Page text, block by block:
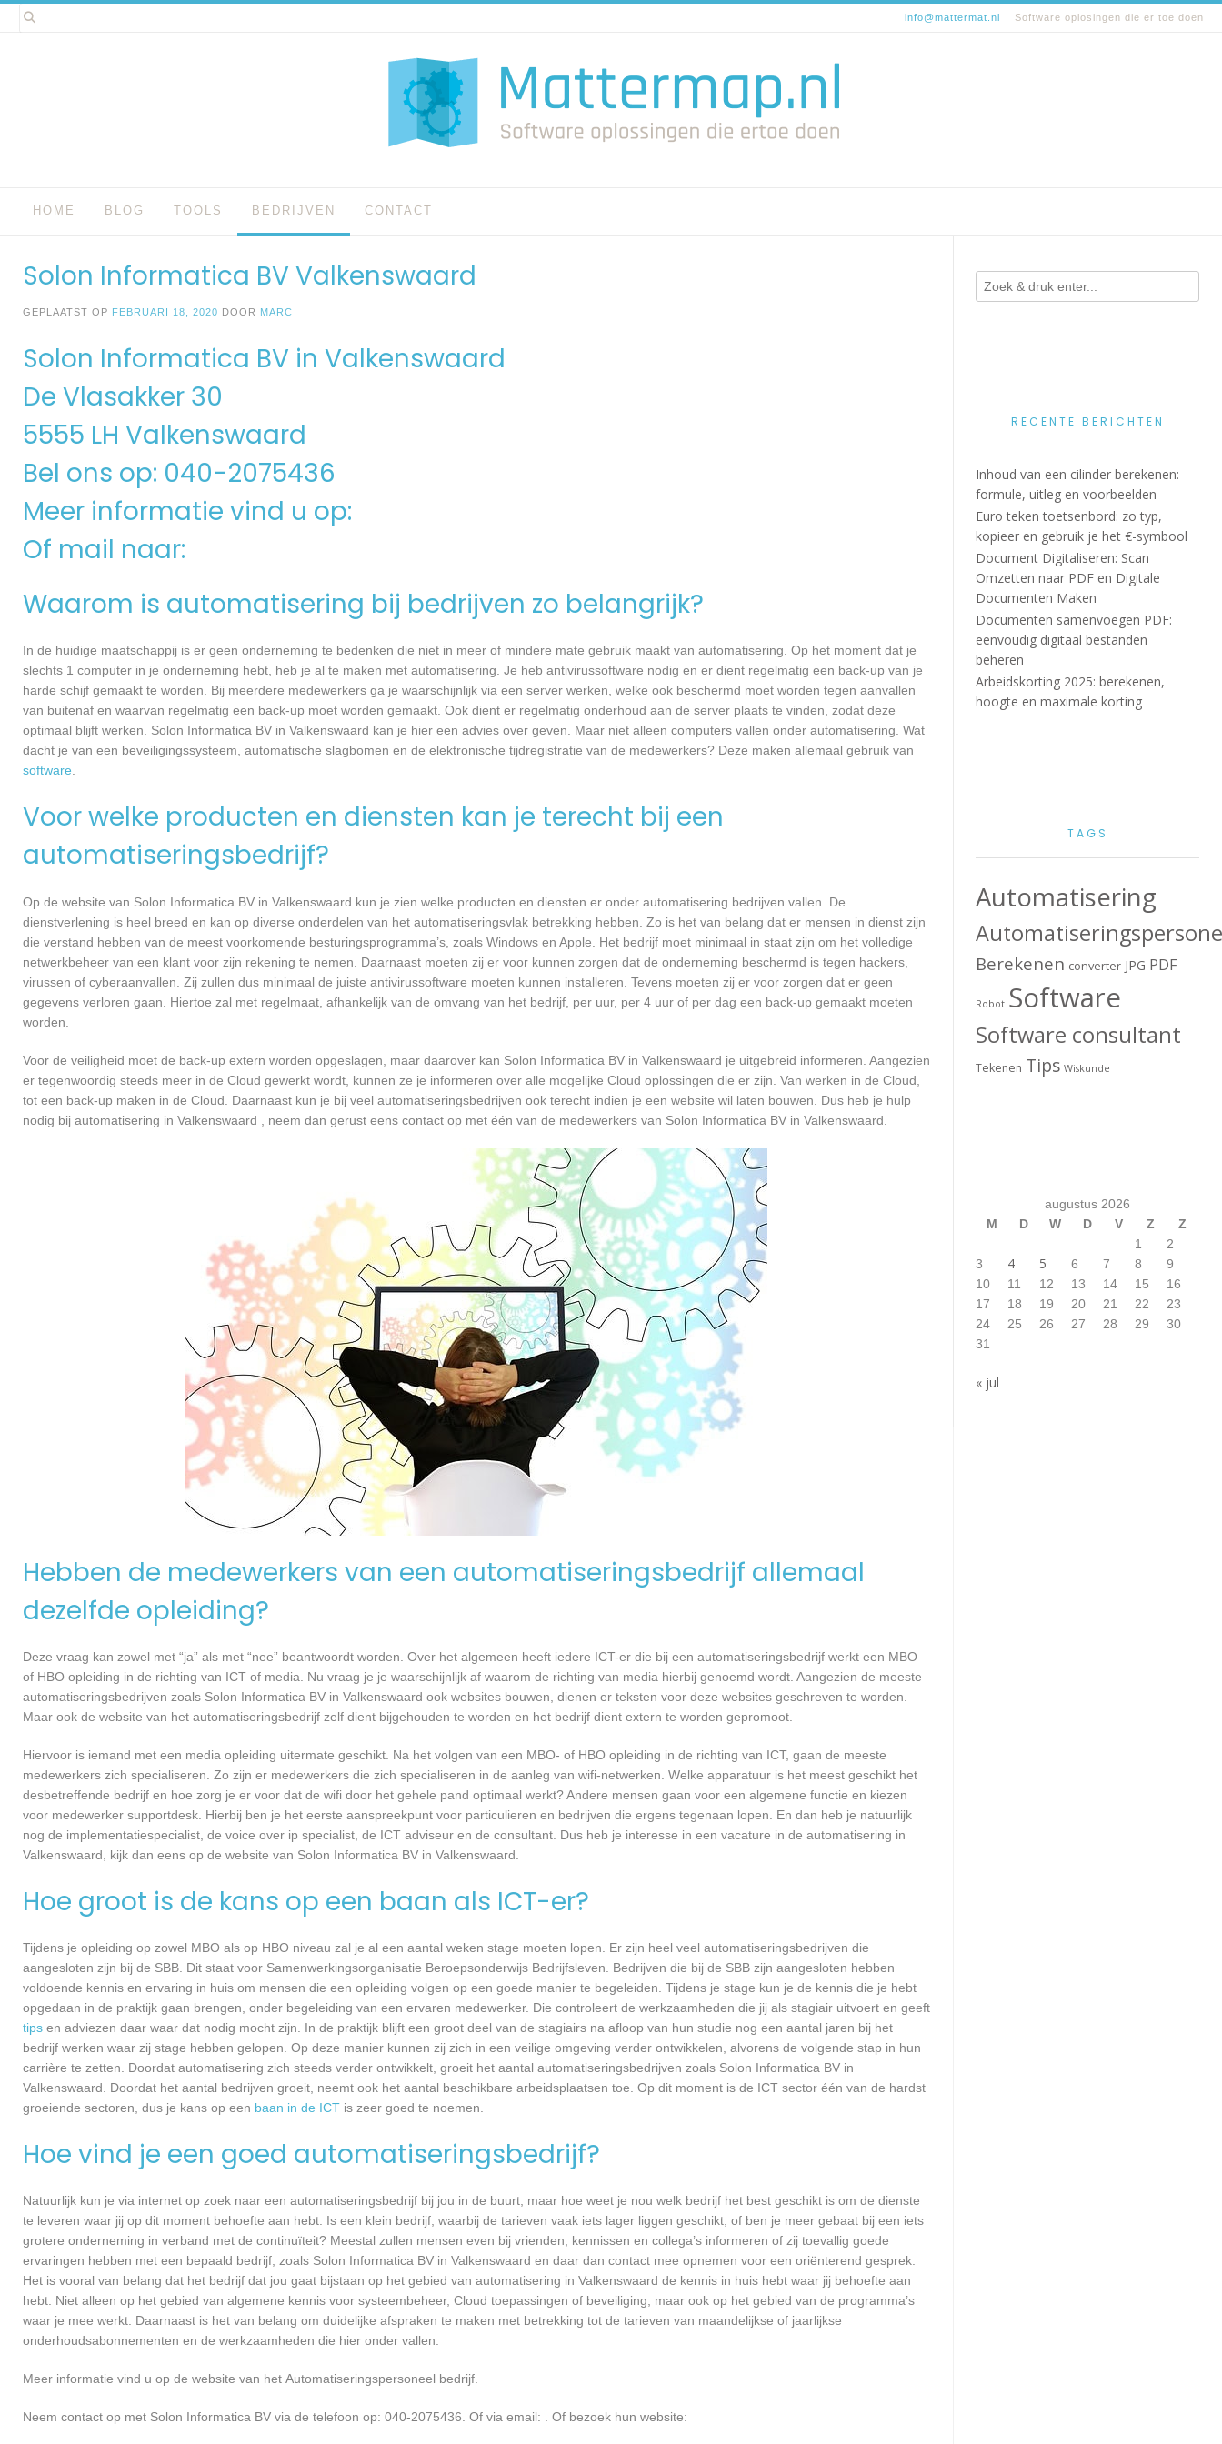
Spring
naar
info@mattermat.nl Software oplosingen die er toe doen
HOME BLOG TOOLS BEDRIJVEN CONTACT
Solon Informatica BV Valkenswaard
GEPLAATST OP FEBRUARI 18, 2020 DOOR MARC
Solon Informatica BV in Valkenswaard
De Vlasakker 30
5555 LH Valkenswaard
Bel ons op: 040-2075436
Meer informatie vind u op:
Of mail naar:
Waarom is automatisering bij bedrijven zo belangrijk?
In de huidige maatschappij is er geen onderneming te bedenken die niet in meer of mindere mate gebruik maakt van automatisering. Op het moment dat je
slechts 1 computer in je onderneming hebt, heb je al te maken met automatisering. Je heb antivirussoftware nodig en er dient regelmatig een back-up van je
harde schijf gemaakt te worden. Bij meerdere medewerkers ga je waarschijnlijk via een server werken, welke ook beschermd moet worden tegen aanvallen
van buitenaf en waarvan regelmatig een back-up moet worden gemaakt. Ook dient er regelmatig onderhoud aan de server plaats te vinden, zodat deze
optimaal blijft werken. Solon Informatica BV in Valkenswaard kan je hier een advies over geven. Maar niet alleen computers vallen onder automatisering. Wat
dacht je van een beveiligingssysteem, automatische slagbomen en de elektronische tijdregistratie van de medewerkers? Deze maken allemaal gebruik van
software.
Voor welke producten en diensten kan je terecht bij een
automatiseringsbedrijf?
Op de website van Solon Informatica BV in Valkenswaard kun je zien welke producten en diensten er onder automatisering bedrijven vallen. De
dienstverlening is heel breed en kan op diverse onderdelen van het automatiseringsvlak betrekking hebben. Zo is het van belang dat er mensen in dienst zijn
die verstand hebben van de meest voorkomende besturingsprogramma’s, zoals Windows en Apple. Het bedrijf moet minimaal in staat zijn om het volledige
netwerkbeheer van een klant voor zijn rekening te nemen. Daarnaast moeten zij er voor kunnen zorgen dat de onderneming beschermd is tegen hackers,
virussen of cyberaanvallen. Zij zullen dus minimaal de juiste antivirussoftware moeten kunnen installeren. Tevens moeten zij er voor zorgen dat er geen
gegevens verloren gaan. Hiertoe zal met regelmaat, afhankelijk van de omvang van het bedrijf, per uur, per 4 uur of per dag een back-up gemaakt moeten
worden.
Voor de veiligheid moet de back-up extern worden opgeslagen, maar daarover kan Solon Informatica BV in Valkenswaard je uitgebreid informeren. Aangezien
er tegenwoordig steeds meer in de Cloud gewerkt wordt, kunnen ze je informeren over alle mogelijke Cloud oplossingen die er zijn. Van werken in de Cloud,
tot een back-up maken in de Cloud. Daarnaast kun je bij veel automatiseringsbedrijven ook terecht indien je een website wil laten bouwen. Dus heb je hulp
nodig bij automatisering in Valkenswaard , neem dan gerust eens contact op met één van de medewerkers van Solon Informatica BV in Valkenswaard.
Hebben de medewerkers van een automatiseringsbedrijf allemaal
dezelfde opleiding?
Deze vraag kan zowel met “ja” als met “nee” beantwoordt worden. Over het algemeen heeft iedere ICT-er die bij een automatiseringsbedrijf werkt een MBO
of HBO opleiding in de richting van ICT of media. Nu vraag je je waarschijnlijk af waarom de richting van media hierbij genoemd wordt. Aangezien de meeste
automatiseringsbedrijven zoals Solon Informatica BV in Valkenswaard ook websites bouwen, dienen er teksten voor deze websites geschreven te worden.
Maar ook de website van het automatiseringsbedrijf zelf dient bijgehouden te worden en het bedrijf dient extern te worden gepromoot.
Hiervoor is iemand met een media opleiding uitermate geschikt. Na het volgen van een MBO- of HBO opleiding in de richting van ICT, gaan de meeste
medewerkers zich specialiseren. Zo zijn er medewerkers die zich specialiseren in de aanleg van wifi-netwerken. Welke apparatuur is het meest geschikt het
desbetreffende bedrijf en hoe zorg je er voor dat de wifi door het gehele pand optimaal werkt? Andere mensen gaan voor een algemene functie en kiezen
voor medewerker supportdesk. Hierbij ben je het eerste aanspreekpunt voor particulieren en bedrijven die ergens tegenaan lopen. En dan heb je natuurlijk
nog de implementatiespecialist, de voice over ip specialist, de ICT adviseur en de consultant. Dus heb je interesse in een vacature in de automatisering in
Valkenswaard, kijk dan eens op de website van Solon Informatica BV in Valkenswaard.
Hoe groot is de kans op een baan als ICT-er?
Tijdens je opleiding op zowel MBO als op HBO niveau zal je al een aantal weken stage moeten lopen. Er zijn heel veel automatiseringsbedrijven die
aangesloten zijn bij de SBB. Dit staat voor Samenwerkingsorganisatie Beroepsonderwijs Bedrijfsleven. Bedrijven die bij de SBB zijn aangesloten hebben
voldoende kennis en ervaring in huis om mensen die een opleiding volgen op een goede manier te begeleiden. Tijdens je stage kun je de kennis die je hebt
opgedaan in de praktijk gaan brengen, onder begeleiding van een ervaren medewerker. Die controleert de werkzaamheden die jij als stagiair uitvoert en geeft
tips en adviezen daar waar dat nodig mocht zijn. In de praktijk blijft een groot deel van de stagiairs na afloop van hun studie nog een aantal jaren bij het
bedrijf werken waar zij stage hebben gelopen. Op deze manier kunnen zij zich in een veilige omgeving verder ontwikkelen, alvorens de volgende stap in hun
carrière te zetten. Doordat automatisering zich steeds verder ontwikkelt, groeit het aantal automatiseringsbedrijven zoals Solon Informatica BV in
Valkenswaard. Doordat het aantal bedrijven groeit, neemt ook het aantal beschikbare arbeidsplaatsen toe. Op dit moment is de ICT sector één van de hardst
groeiende sectoren, dus je kans op een baan in de ICT is zeer goed te noemen.
Hoe vind je een goed automatiseringsbedrijf?
Natuurlijk kun je via internet op zoek naar een automatiseringsbedrijf bij jou in de buurt, maar hoe weet je nou welk bedrijf het best geschikt is om de dienste
te leveren waar jij op dit moment behoefte aan hebt. Is een klein bedrijf, waarbij de tarieven vaak iets lager liggen geschikt, of ben je meer gebaat bij een iets
grotere onderneming in verband met de continuïteit? Meestal zullen mensen even bij vrienden, kennissen en collega’s informeren of zij toevallig goede
ervaringen hebben met een bepaald bedrijf, zoals Solon Informatica BV in Valkenswaard en daar dan contact mee opnemen voor een oriënterend gesprek.
Het is vooral van belang dat het bedrijf dat jou gaat bijstaan op het gebied van automatisering in Valkenswaard de kennis in huis hebt waar jij behoefte aan
hebt. Niet alleen op het gebied van algemene kennis voor systeembeheer, Cloud toepassingen of beveiliging, maar ook op het gebied van de programma’s
waar je mee werkt. Daarnaast is het van belang om duidelijke afspraken te maken met betrekking tot de tarieven van maandelijkse of jaarlijkse
onderhoudsabonnementen en de werkzaamheden die hier onder vallen.
Meer informatie vind u op de website van het Automatiseringspersoneel bedrijf.
Neem contact op met Solon Informatica BV via de telefoon op: 040-2075436. Of via email: . Of bezoek hun website:
RECENTE BERICHTEN
Inhoud van een cilinder berekenen:
formule, uitleg en voorbeelden
Euro teken toetsenbord: zo typ,
kopieer en gebruik je het €-symbool
Document Digitaliseren: Scan
Omzetten naar PDF en Digitale
Documenten Maken
Documenten samenvoegen PDF:
eenvoudig digitaal bestanden
beheren
Arbeidskorting 2025: berekenen,
hoogte en maximale korting
TAGS
Automatisering
Berekenen converter JPG PDF
Robot Software
Software consultant
Tekenen Tips Wiskunde
augustus 2026
M
D W D V Z
Z
1
2
3
4 5 6 7 8
9
10
11 12 13 14 15
16
17
18 19 20 21 22
23
24
25 26 27 28 29
30
31
« jul